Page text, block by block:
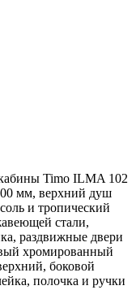
Timo ILMA 102
мм, верхний душ
и тропический
стали,
раздвижные двери
хромированный
боковой
полочка и ручки